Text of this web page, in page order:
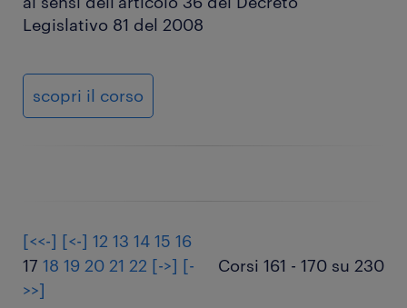
Legislativo 81 del 2008
scopri il corso
[<<-] [<-] 12 13 14 15 16
17 18 19 20 21 22 [->] [-
>>]
Corsi 161 - 170 su 230